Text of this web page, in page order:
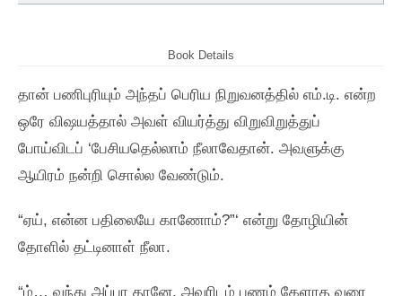
Book Details
தான்‌ பணிபுரியும்‌ அந்தப்‌ பெரிய நிறுவனத்தில்‌ எம்‌.டி. என்ற
ஒரே விஷயத்தால்‌ அவள்‌ வியர்த்து விறுவிறுத்துப்‌
போய்விடப்‌ ‘பேசியதெல்லாம்‌ நீலாவேதான்‌. அவளுக்கு
ஆயிரம்‌ நன்றி சொல்ல வேண்டும்‌.
“ஏய்‌, என்ன பதிலையே காணோம்‌?”‘ என்று தோழியின்‌
தோளில்‌ தட்டினாள்‌ நீலா.
“ம்‌… வந்து அப்பா தானே, அவரிடம்‌ பணம்‌ கேளாத வரை